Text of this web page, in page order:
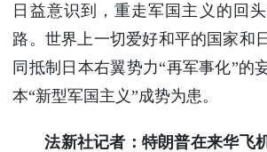
日益意识到，重走军国主义的回
路。世界上一切爱好和平的国家和
同抵制日本右翼势力“再军事化”的
本“新型军国主义”成势为患。
法新社记者：特朗普在来华飞